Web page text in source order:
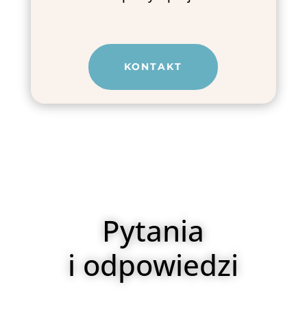
KONTAKT
Pytania
i odpowiedzi